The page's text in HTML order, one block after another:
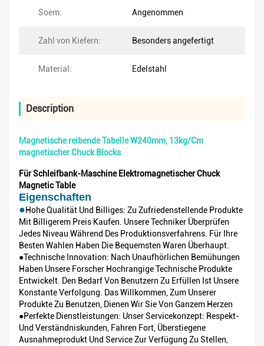
Soem: Angenommen
Zahl von Kiefern: Besonders angefertigt
Material: Edelstahl
Description
Magnetische reibende Tabelle W240mm, 13kg/Cm
magnetischer Chuck Blocks
Für Schleifbank-Maschine Elektromagnetischer Chuck
Magnetic Table
Eigenschaften
●Hohe Qualität Und Billiges: Zu Zufriedenstellende Produkte
Mit Billigerem Preis Kaufen. Unsere Techniker Überprüfen
Jedes Niveau Während Des Produktionsverfahrens. Für Ihre
Besten Wahlen Haben Die Bequemsten Waren Überhaupt.
●Technische Innovation: Nach Unaufhörlichen Bemühungen
Haben Unsere Forscher Hochrangige Technische Produkte
Entwickelt. Den Bedarf Von Benutzern Zu Erfüllen Ist Unsere
Konstante Verfolgung. Das Willkommen, Zum Unserer
Produkte Zu Benutzen, Dienen Wir Sie Von Ganzem Herzen
●Perfekte Dienstleistungen: Unser Servicekonzept: Respekt-
Und Verständniskunden, Fahren Fort, Überstiegene
Ausnahmeprodukt Und Service Zur Verfügung Zu Stellen,